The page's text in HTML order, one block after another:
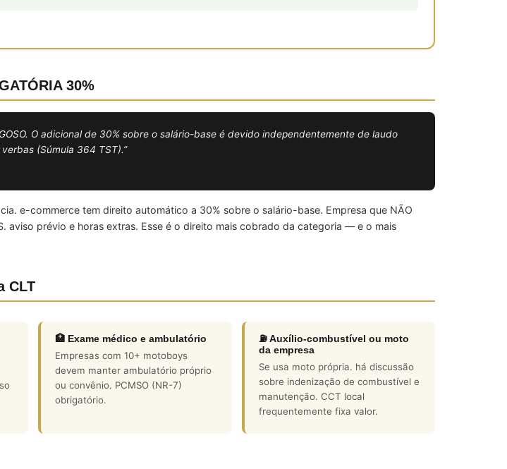
30%
O adicional de 30% sobre o salário-base é devido independentemente de laudo
(Súmula 364 TST).”
e-commerce tem direito automático a 30% sobre o salário-base. Empresa que NÃO
aviso prévio e horas extras. Esse é o direito mais cobrado da categoria — e o mais
CLT
🏥 Exame médico e ambulatório
Empresas com 10+ motoboys
devem manter ambulatório próprio
ou convênio. PCMSO (NR-7)
obrigatório.
⛽ Auxílio-combustível ou moto
da empresa
Se usa moto própria. há discussão
sobre indenização de combustível e
manutenção. CCT local
frequentemente fixa valor.